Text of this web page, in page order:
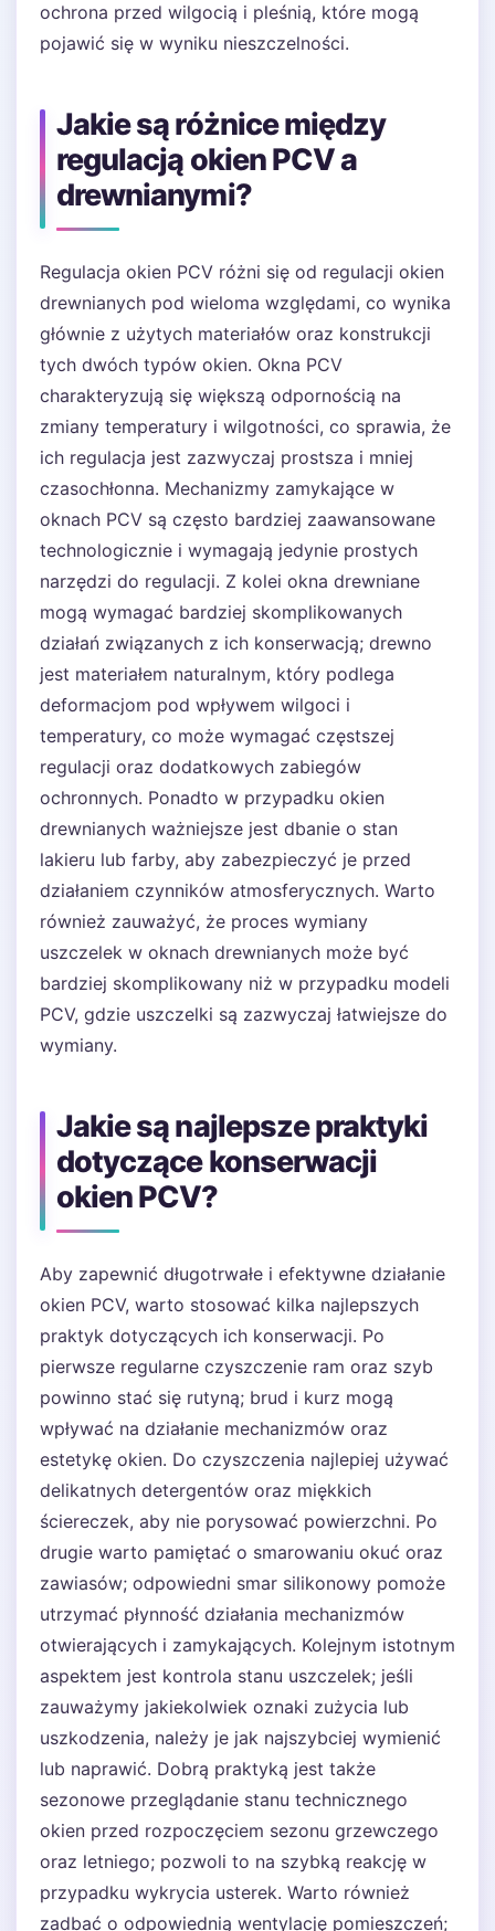
ochrona przed wilgocią i pleśnią, które mogą
pojawić się w wyniku nieszczelności.
Jakie są różnice między
regulacją okien PCV a
drewnianymi?
Regulacja okien PCV różni się od regulacji okien
drewnianych pod wieloma względami, co wynika
głównie z użytych materiałów oraz konstrukcji
tych dwóch typów okien. Okna PCV
charakteryzują się większą odpornością na
zmiany temperatury i wilgotności, co sprawia, że
ich regulacja jest zazwyczaj prostsza i mniej
czasochłonna. Mechanizmy zamykające w
oknach PCV są często bardziej zaawansowane
technologicznie i wymagają jedynie prostych
narzędzi do regulacji. Z kolei okna drewniane
mogą wymagać bardziej skomplikowanych
działań związanych z ich konserwacją; drewno
jest materiałem naturalnym, który podlega
deformacjom pod wpływem wilgoci i
temperatury, co może wymagać częstszej
regulacji oraz dodatkowych zabiegów
ochronnych. Ponadto w przypadku okien
drewnianych ważniejsze jest dbanie o stan
lakieru lub farby, aby zabezpieczyć je przed
działaniem czynników atmosferycznych. Warto
również zauważyć, że proces wymiany
uszczelek w oknach drewnianych może być
bardziej skomplikowany niż w przypadku modeli
PCV, gdzie uszczelki są zazwyczaj łatwiejsze do
wymiany.
Jakie są najlepsze praktyki
dotyczące konserwacji
okien PCV?
Aby zapewnić długotrwałe i efektywne działanie
okien PCV, warto stosować kilka najlepszych
praktyk dotyczących ich konserwacji. Po
pierwsze regularne czyszczenie ram oraz szyb
powinno stać się rutyną; brud i kurz mogą
wpływać na działanie mechanizmów oraz
estetykę okien. Do czyszczenia najlepiej używać
delikatnych detergentów oraz miękkich
ściereczek, aby nie porysować powierzchni. Po
drugie warto pamiętać o smarowaniu okuć oraz
zawiasów; odpowiedni smar silikonowy pomoże
utrzymać płynność działania mechanizmów
otwierających i zamykających. Kolejnym istotnym
aspektem jest kontrola stanu uszczelek; jeśli
zauważymy jakiekolwiek oznaki zużycia lub
uszkodzenia, należy je jak najszybciej wymienić
lub naprawić. Dobrą praktyką jest także
sezonowe przeglądanie stanu technicznego
okien przed rozpoczęciem sezonu grzewczego
oraz letniego; pozwoli to na szybką reakcję w
przypadku wykrycia usterek. Warto również
zadbać o odpowiednią wentylację pomieszczeń;